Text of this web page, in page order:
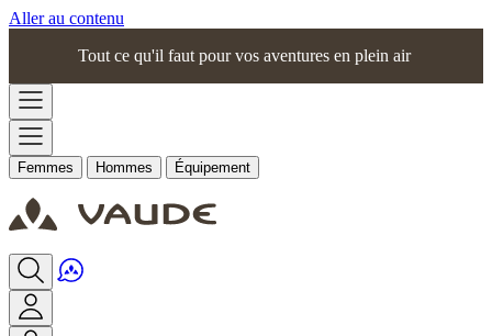
Aller au contenu
Tout ce qu'il faut pour vos aventures en plein air
Femmes Hommes Équipement